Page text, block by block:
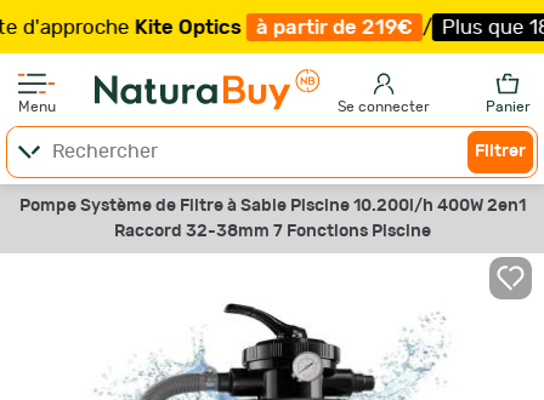
Kite Optics à partir de 219€ / Plus que 18
Menu Se connecter Panier
Filtrer
Pompe Système de Filtre à Sable Piscine 10.200l/h 400W 2en1
Raccord 32-38mm 7 Fonctions Piscine